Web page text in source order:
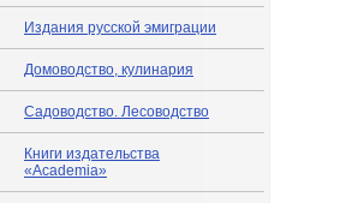
Издания русской эмиграции
Домоводство, кулинария
Садоводство. Лесоводство
Книги издательства
«Academia»